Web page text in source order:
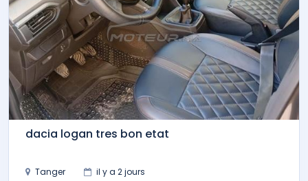
dacia logan tres bon etat
Tanger il y a 2 jours